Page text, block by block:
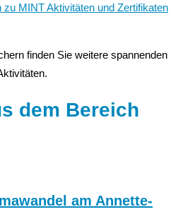
zu MINT Aktivitäten und Zertifikaten
finden Sie weitere spannenden
dem Bereich
am Annette-